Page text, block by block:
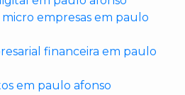
empresas em paulo
financeira em paulo
em paulo afonso